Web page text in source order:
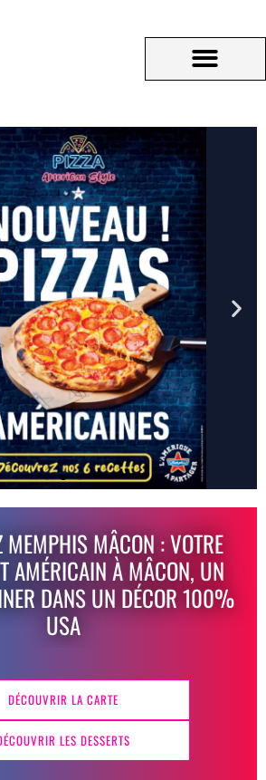
MEMPHIS MÂCON : VOTRE
AMÉRICAIN À MÂCON, UN
DANS UN DÉCOR 100%
USA
DÉCOUVRIR LA CARTE
LES DESSERTS